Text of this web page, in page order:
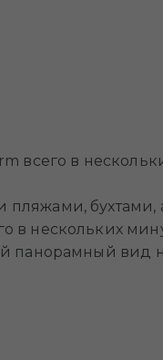
всего в
нескольких
панорамный вид